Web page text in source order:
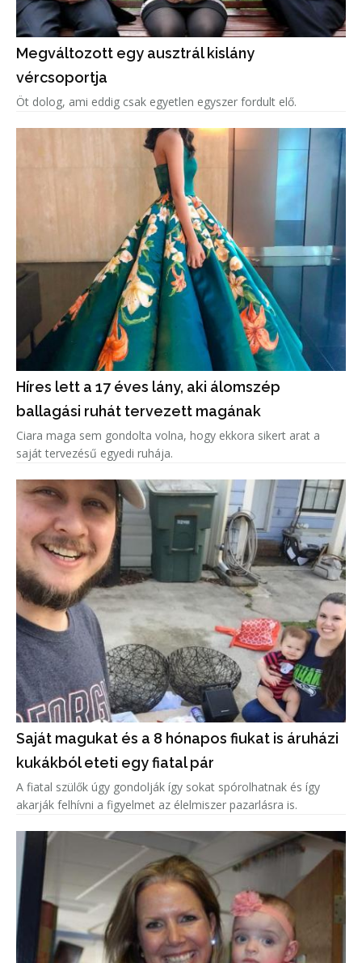
Megváltozott egy ausztrál kislány
vércsoportja
Öt dolog, ami eddig csak egyetlen egyszer fordult elő.
Híres lett a 17 éves lány, aki álomszép
ballagási ruhát tervezett magának
Ciara maga sem gondolta volna, hogy ekkora sikert arat a
saját tervezésű egyedi ruhája.
Saját magukat és a 8 hónapos fiukat is áruházi
kukákból eteti egy fiatal pár
A fiatal szülők úgy gondolják így sokat spórolhatnak és így
akarják felhívni a figyelmet az élelmiszer pazarlásra is.